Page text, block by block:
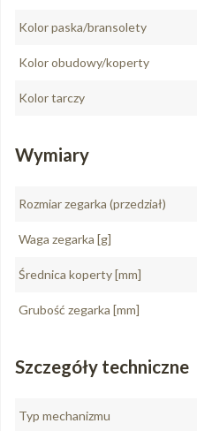
Kolor paska/bransolety
Kolor obudowy/koperty
Kolor tarczy
Wymiary
Rozmiar zegarka (przedział)
Waga zegarka [g]
Średnica koperty [mm]
Grubość zegarka [mm]
Szczegóły techniczne
Typ mechanizmu